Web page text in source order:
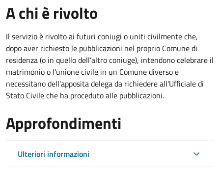
A chi è rivolto
Il servizio è rivolto ai futuri coniugi o uniti civilmente che,
dopo aver richiesto le pubblicazioni nel proprio Comune di
residenza (o in quello dell'altro coniuge), intendono celebrare il
matrimonio o l'unione civile in un Comune diverso e
necessitano dell'apposita delega da richiedere all'Ufficiale di
Stato Civile che ha proceduto alle pubblicazioni.
Approfondimenti
Ulteriori informazioni